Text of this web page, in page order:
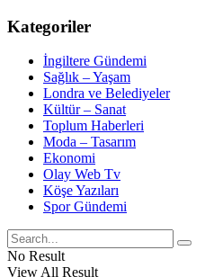
Kategoriler
İngiltere Gündemi
Sağlık – Yaşam
Londra ve Belediyeler
Kültür – Sanat
Toplum Haberleri
Moda – Tasarım
Ekonomi
Olay Web Tv
Köşe Yazıları
Spor Gündemi
No Result
View All Result